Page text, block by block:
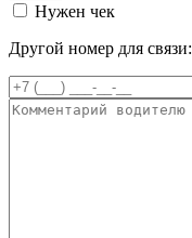
Нужен чек
Другой номер для связи: